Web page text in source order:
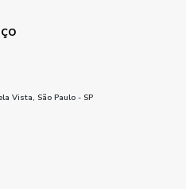
Vista, São Paulo - SP